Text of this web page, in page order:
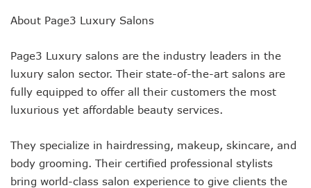
About Page3 Luxury Salons
Page3 Luxury salons are the industry leaders in the
luxury salon sector. Their state-of-the-art salons are
fully equipped to offer all their customers the most
luxurious yet affordable beauty services.
They specialize in hairdressing, makeup, skincare, and
body grooming. Their certified professional stylists
bring world-class salon experience to give clients the